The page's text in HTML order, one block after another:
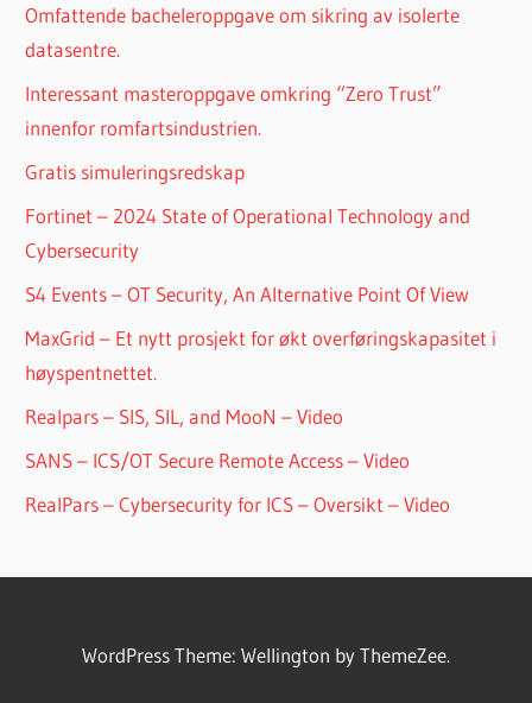
Omfattende bacheleroppgave om sikring av isolerte
datasentre.
Interessant masteroppgave omkring “Zero Trust”
innenfor romfartsindustrien.
Gratis simuleringsredskap
Fortinet – 2024 State of Operational Technology and
Cybersecurity
S4 Events – OT Security, An Alternative Point Of View
MaxGrid – Et nytt prosjekt for økt overføringskapasitet i
høyspentnettet.
Realpars – SIS, SIL, and MooN – Video
SANS – ICS/OT Secure Remote Access – Video
RealPars – Cybersecurity for ICS – Oversikt – Video
WordPress Theme: Wellington by ThemeZee.